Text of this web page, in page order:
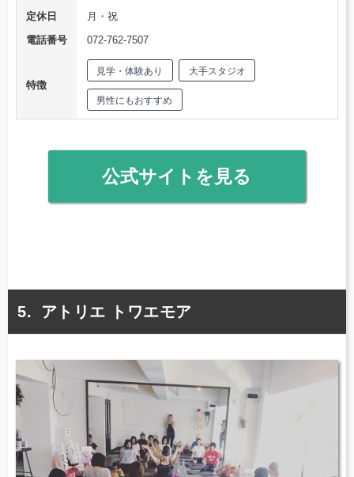
定休日
月・祝
電話番号
072-762-7507
特徴
見学・体験あり 大手スタジオ
男性にもおすすめ
公式サイトを見る
アトリエ トワエモア